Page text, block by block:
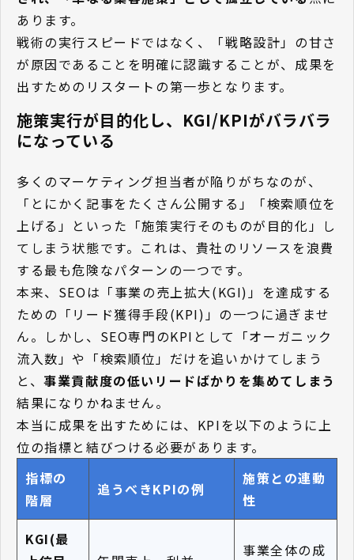
あります。
戦術の実行スピードではなく、「戦略設計」の甘さ
が原因であることを明確に認識することが、成果を
出すためのリスタートの第一歩となります。
施策実行が目的化し、KGI/KPIがバラバラ
になっている
多くのマーケティング担当者が陥りがちなのが、
「とにかく記事をたくさん公開する」「検索順位を
上げる」といった「施策実行そのものが目的化」し
てしまう状態です。これは、貴社のリソースを浪費
する最も危険なパターンの一つです。
本来、SEOは「事業の売上拡大(KGI)」を達成する
ための「リード獲得手段(KPI)」の一つに過ぎませ
ん。しかし、SEO専門のKPIとして「オーガニック
流入数」や「検索順位」だけを追いかけてしまう
と、事業貢献度の低いリードばかりを集めてしまう
結果になりかねません。
本当に成果を出すためには、KPIを以下のように上
位の指標と結びつける必要があります。
指標の
階層
追うべきKPIの例
施策との連動
性
KGI(最
事業全体の成